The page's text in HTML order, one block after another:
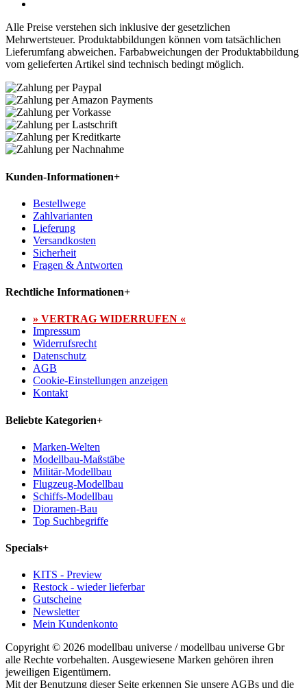
Alle Preise verstehen sich inklusive der gesetzlichen
Mehrwertsteuer. Produktabbildungen können vom tatsächlichen
Lieferumfang abweichen. Farbabweichungen der Produktabbildung
vom gelieferten Artikel sind technisch bedingt möglich.
Kunden-Informationen+
Bestellwege
Zahlvarianten
Lieferung
Versandkosten
Sicherheit
Fragen & Antworten
Rechtliche Informationen+
» VERTRAG WIDERRUFEN «
Impressum
Widerrufsrecht
Datenschutz
AGB
Cookie-Einstellungen anzeigen
Kontakt
Beliebte Kategorien+
Marken-Welten
Modellbau-Maßstäbe
Militär-Modellbau
Flugzeug-Modellbau
Schiffs-Modellbau
Dioramen-Bau
Top Suchbegriffe
Specials+
KITS - Preview
Restock - wieder lieferbar
Gutscheine
Newsletter
Mein Kundenkonto
Copyright © 2026 modellbau universe / modellbau universe Gbr
alle Rechte vorbehalten. Ausgewiesene Marken gehören ihren
jeweiligen Eigentümern.
Mit der Benutzung dieser Seite erkennen Sie unsere AGBs und die